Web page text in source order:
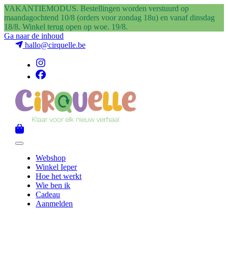
VAKANTIEMODUS. Bestellingen worden verstuurd op
maandagochtend 10/8 (orders voor zondag 18u) en vanaf dinsdag
18/8. Winkel terug open op woe. 19/8.
Ga naar de inhoud
hallo@cirquelle.be
Webshop
Winkel Ieper
Hoe het werkt
Wie ben ik
Cadeau
Aanmelden